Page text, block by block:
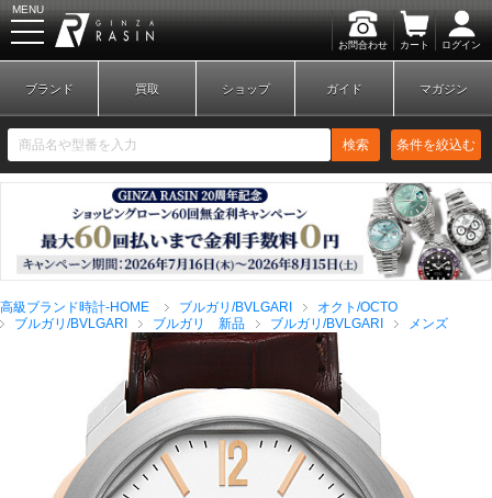
お問合わせ カート ログイン
MENU
新規会員登録 ログイン
ブランドから探す
ブランド 買取 ショップ ガイド マガジン
検索 条件を絞込む
高級ブランド時計-HOME ブルガリ/BVLGARI
オクト/OCTO
ブルガリ/BVLGARI
ブルガリ 新品 ブルガリ/BVLGARI メンズ